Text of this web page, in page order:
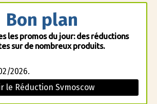
Bon plan
les promos du jour: des réductions
sur de nombreux produits.
2026.
le Réduction Svmoscow